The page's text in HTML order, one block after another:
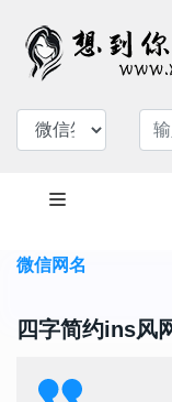
微信网名
四字简约ins风